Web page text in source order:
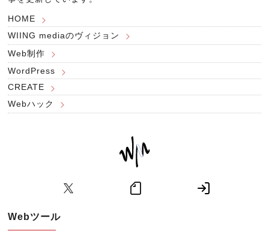
HOME
WIING mediaのヴィジョン
Web制作
WordPress
CREATE
Webハック
Webツール